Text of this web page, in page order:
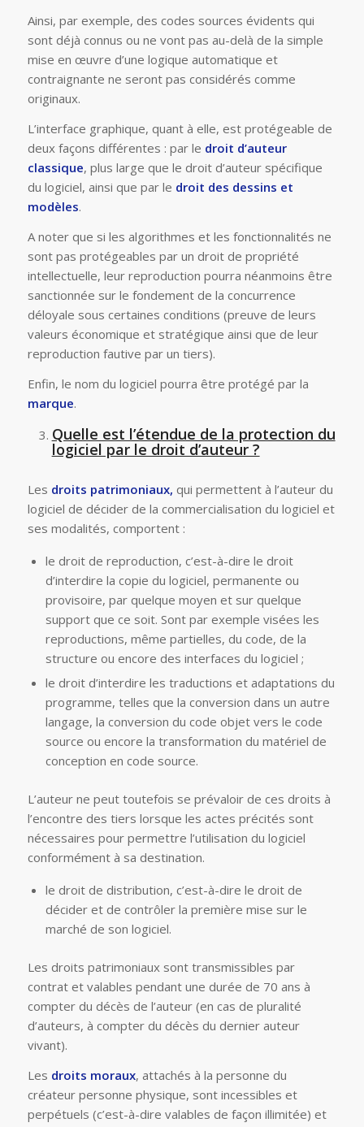
Ainsi, par exemple, des codes sources évidents qui
sont déjà connus ou ne vont pas au-delà de la simple
mise en œuvre d’une logique automatique et
contraignante ne seront pas considérés comme
originaux.
L’interface graphique, quant à elle, est protégeable de
deux façons différentes : par le droit d’auteur
classique, plus large que le droit d’auteur spécifique
du logiciel, ainsi que par le droit des dessins et
modèles.
A noter que si les algorithmes et les fonctionnalités ne
sont pas protégeables par un droit de propriété
intellectuelle, leur reproduction pourra néanmoins être
sanctionnée sur le fondement de la concurrence
déloyale sous certaines conditions (preuve de leurs
valeurs économique et stratégique ainsi que de leur
reproduction fautive par un tiers).
Enfin, le nom du logiciel pourra être protégé par la
marque.
Quelle est l’étendue de la protection du
logiciel par le droit d’auteur ?
Les droits patrimoniaux, qui permettent à l’auteur du
logiciel de décider de la commercialisation du logiciel et
ses modalités, comportent :
le droit de reproduction, c’est-à-dire le droit
d’interdire la copie du logiciel, permanente ou
provisoire, par quelque moyen et sur quelque
support que ce soit. Sont par exemple visées les
reproductions, même partielles, du code, de la
structure ou encore des interfaces du logiciel ;
le droit d’interdire les traductions et adaptations du
programme, telles que la conversion dans un autre
langage, la conversion du code objet vers le code
source ou encore la transformation du matériel de
conception en code source.
L’auteur ne peut toutefois se prévaloir de ces droits à
l’encontre des tiers lorsque les actes précités sont
nécessaires pour permettre l’utilisation du logiciel
conformément à sa destination.
le droit de distribution, c’est-à-dire le droit de
décider et de contrôler la première mise sur le
marché de son logiciel.
Les droits patrimoniaux sont transmissibles par
contrat et valables pendant une durée de 70 ans à
compter du décès de l’auteur (en cas de pluralité
d’auteurs, à compter du décès du dernier auteur
vivant).
Les droits moraux, attachés à la personne du
créateur personne physique, sont incessibles et
perpétuels (c’est-à-dire valables de façon illimitée) et